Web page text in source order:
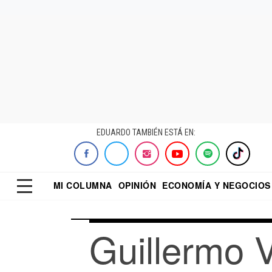
EDUARDO TAMBIÉN ESTÁ EN:
MI COLUMNA OPINIÓN ECONOMÍA Y NEGOCIOS
Guillermo